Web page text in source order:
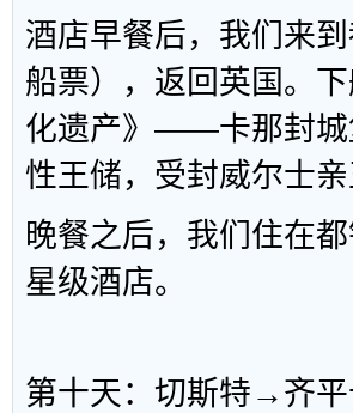
酒店早餐后，我们来
船票），返回英国。
化遗产》——卡那封城
性王储，受封威尔士亲
晚餐之后，我们住在
星级酒店。
第十天：切斯特→齐